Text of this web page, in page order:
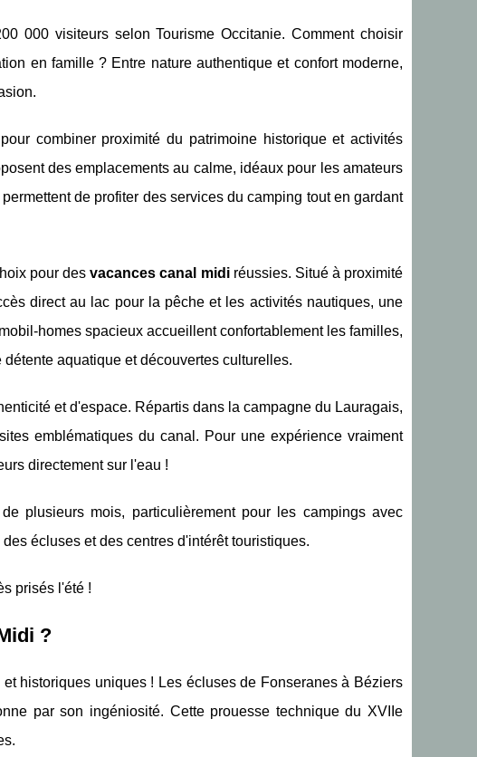
000 visiteurs selon Tourisme Occitanie. Comment choisir
en famille ? Entre nature authentique et confort moderne,
combiner proximité du patrimoine historique et activités
des emplacements au calme, idéaux pour les amateurs
de profiter des services du camping tout en gardant
pour desvacances canal midiréussies. Situé à proximité
direct au lac pour la pêche et les activités nautiques, une
homes spacieux accueillent confortablement les familles,
aquatique et découvertes culturelles.
et d'espace. Répartis dans la campagne du Lauragais,
emblématiques du canal. Pour une expérience vraiment
directement sur l'eau !
plusieurs mois, particulièrement pour les campings avec
écluses et des centres d'intérêt touristiques.
prisés l'été !
?
historiques uniques ! Les écluses de Fonseranes à Béziers
par son ingéniosité. Cette prouesse technique du XVIIe